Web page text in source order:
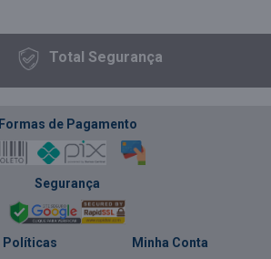
TotalSegurança
Formas de Pagamento
Segurança
Políticas Minha Conta